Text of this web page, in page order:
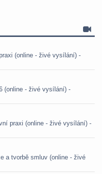
(online - živé vysílání) -
(online - živé vysílání) -
praxi (online - živé vysílání) -
a tvorbě smluv (online - živé